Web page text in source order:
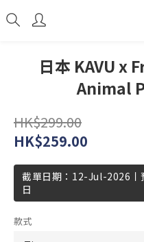
日本 KAVU x
Animal
HK$299.00
HK$259.00
截單日期：12-Jul-2026丨
日
款式